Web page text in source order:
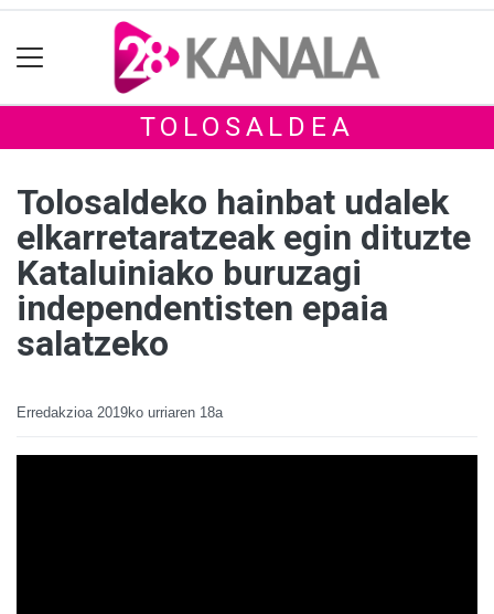
TOLOSALDEA
Tolosaldeko hainbat udalek
elkarretaratzeak egin dituzte
Kataluiniako buruzagi
independentisten epaia
salatzeko
Erredakzioa 2019ko urriaren 18a